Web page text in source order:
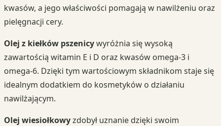
kwasów, a jego właściwości pomagają w nawilżeniu oraz
pielęgnacji cery.
Olej z kiełków pszenicywyróżnia się wysoką
zawartością witamin E i D oraz kwasów omega-3 i
omega-6. Dzięki tym wartościowym składnikom staje się
idealnym dodatkiem do kosmetyków o działaniu
nawilżającym.
Olej wiesiołkowyzdobył uznanie dzięki swoim